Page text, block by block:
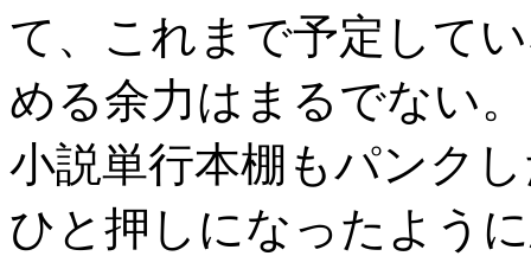
て、これまで予定して
める余力はまるでない
小説単行本棚もパンク
ひと押しになったよう